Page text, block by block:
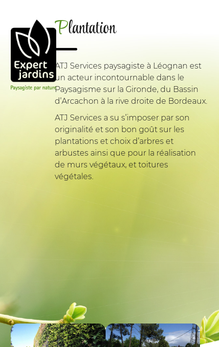
Plantation
ATJ Services paysagiste à Léognan est
un acteur incontournable dans le
Paysagisme sur la Gironde, du Bassin
d’Arcachon à la rive droite de Bordeaux.
ATJ Services a su s’imposer par son
originalité et son bon goût sur les
plantations et choix d’arbres et
arbustes ainsi que pour la réalisation
de murs végétaux, et toitures
végétales.